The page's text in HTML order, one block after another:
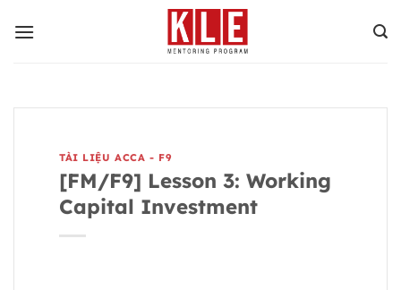
qua
TÀI LIỆU ACCA - F9
[FM/F9] Lesson 3: Working
Capital Investment